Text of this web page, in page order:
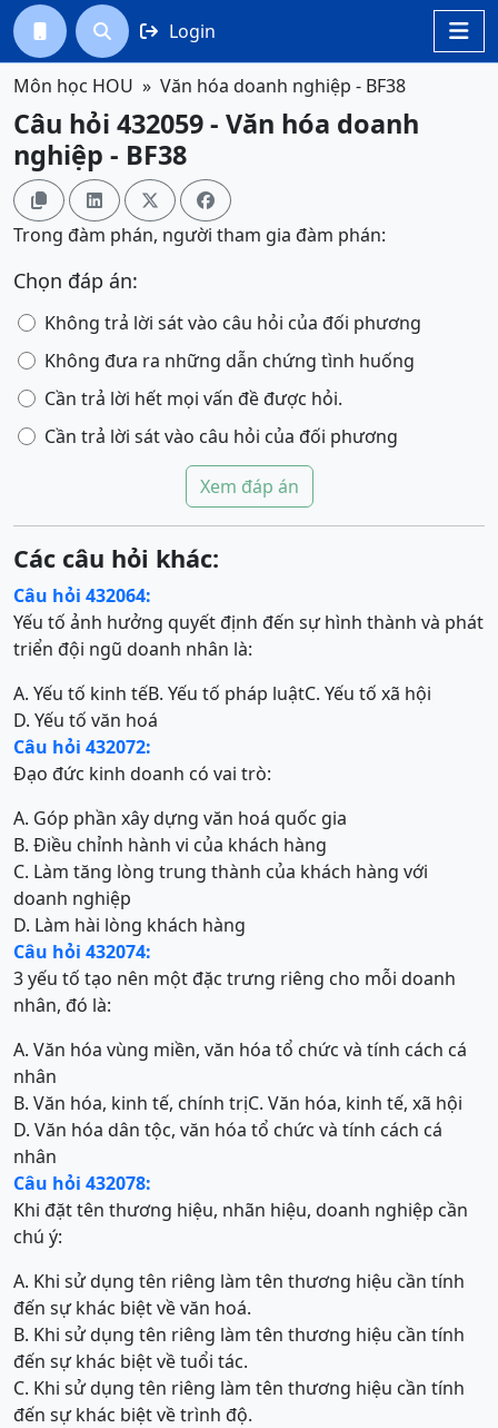

  Login
Môn học HOU Văn hóa doanh nghiệp - BF38
Câu hỏi 432059 - Văn hóa doanh
nghiệp - BF38
   
Trong đàm phán, người tham gia đàm phán:
Chọn đáp án:
Không trả lời sát vào câu hỏi của đối phương
Không đưa ra những dẫn chứng tình huống
Cần trả lời hết mọi vấn đề được hỏi.
Cần trả lời sát vào câu hỏi của đối phương
Xem đáp án
Các câu hỏi khác:
Câu hỏi 432064:
Yếu tố ảnh hưởng quyết định đến sự hình thành và phát
triển đội ngũ doanh nhân là:
A. Yếu tố kinh tếB. Yếu tố pháp luậtC. Yếu tố xã hội
D. Yếu tố văn hoá
Câu hỏi 432072:
Đạo đức kinh doanh có vai trò:
A. Góp phần xây dựng văn hoá quốc gia
B. Điều chỉnh hành vi của khách hàng
C. Làm tăng lòng trung thành của khách hàng với
doanh nghiệp
D. Làm hài lòng khách hàng
Câu hỏi 432074:
3 yếu tố tạo nên một đặc trưng riêng cho mỗi doanh
nhân, đó là:
A. Văn hóa vùng miền, văn hóa tổ chức và tính cách cá
nhân
B. Văn hóa, kinh tế, chính trịC. Văn hóa, kinh tế, xã hội
D. Văn hóa dân tộc, văn hóa tổ chức và tính cách cá
nhân
Câu hỏi 432078:
Khi đặt tên thương hiệu, nhãn hiệu, doanh nghiệp cần
chú ý:
A. Khi sử dụng tên riêng làm tên thương hiệu cần tính
đến sự khác biệt về văn hoá.
B. Khi sử dụng tên riêng làm tên thương hiệu cần tính
đến sự khác biệt về tuổi tác.
C. Khi sử dụng tên riêng làm tên thương hiệu cần tính
đến sự khác biệt về trình độ.